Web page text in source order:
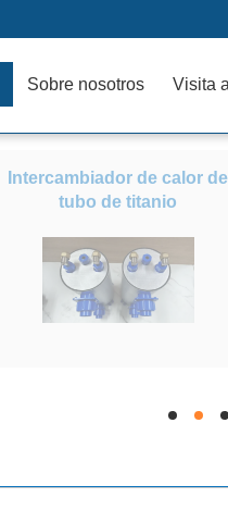
Sobre nosotros Visita
Intercambiador de calor de
tubo de titanio
hd hd hd